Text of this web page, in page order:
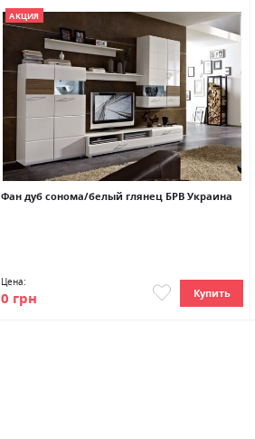
АКЦИЯ
Фан дуб сонома/белый глянец БРВ Украина
Цена:
0 грн Купить